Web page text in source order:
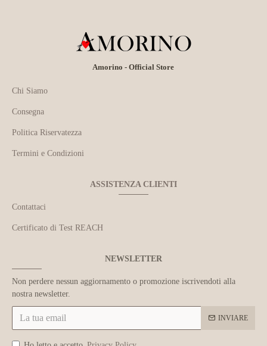
Amorino - Official Store
Chi Siamo
Consegna
Politica Riservatezza
Termini e Condizioni
ASSISTENZA CLIENTI
Contattaci
Certificato di Test REACH
NEWSLETTER
Non perdere nessun aggiornamento o promozione iscrivendoti alla
nostra newsletter.
INVIARE